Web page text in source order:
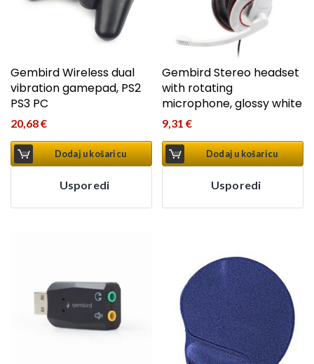
Gembird Wireless dual
vibration gamepad, PS2
PS3 PC
20,68€
Dodaj u košaricu
Usporedi
Gembird Stereo headset
with rotating
microphone, glossy white
9,31€
Dodaj u košaricu
Usporedi